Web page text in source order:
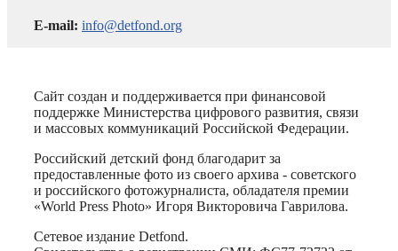
E-mail: info@detfond.org
Сайт создан и поддерживается при финансовой
поддержке Министерства цифрового развития, связи
и массовых коммуникаций Российской Федерации.
Российский детский фонд благодарит за
предоставленные фото из своего архива - советского
и российского фотожурналиста, обладателя премии
«World Press Photo» Игоря Викторовича Гаврилова.
Сетевое издание Detfond.